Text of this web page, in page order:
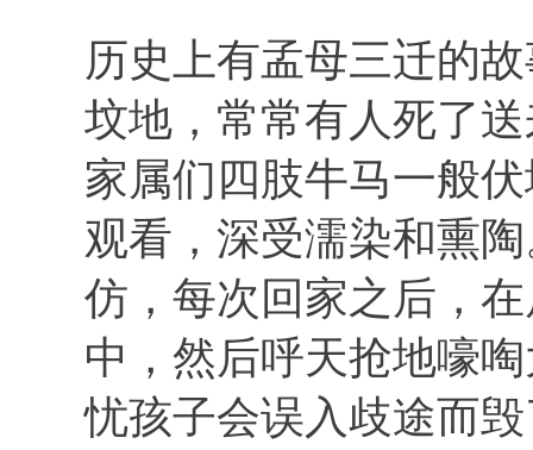
历史上有孟母三迁的
坟地，常常有人死了
家属们四肢牛马一般
观看，深受濡染和熏
仿，每次回家之后，
中，然后呼天抢地嚎
忧孩子会误入歧途而